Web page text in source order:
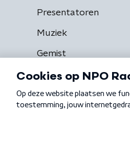
Presentatoren
Muziek
Gemist
Algemene voorwaarden